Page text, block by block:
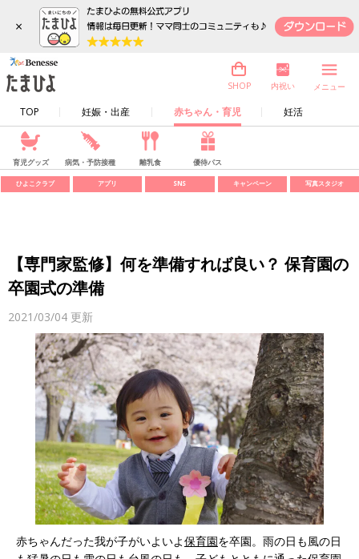
×
TOP 妊娠・出産 赤ちゃん・育児 妊活
SHOP 内祝い メニュー
育児グッズ 病気・予防接種 離乳食 優待パス
ひよこクラブ アプリ SNS キャンペーン 写真スタジオ
【専門家監修】何を準備すれば良い？ 保育園の
卒園式の準備
2021/03/04 更新
赤ちゃんだった我が子がいよいよ保育園を卒園。雨の日も風の日